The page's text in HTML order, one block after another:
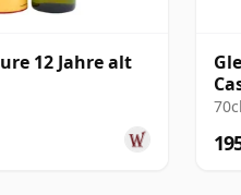
12 Jahre alt